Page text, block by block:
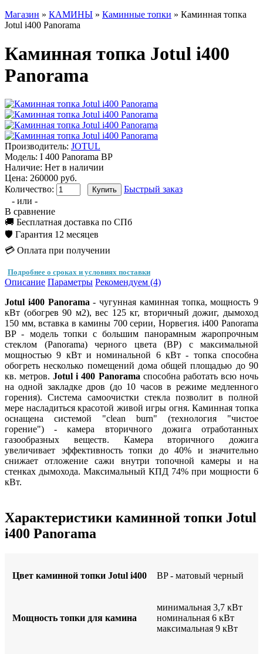
Магазин » КАМИНЫ » Каминные топки » Каминная топка
Jotul i400 Panorama
Каминная топка Jotul i400
Panorama
Производитель: JOTUL
Модель: I 400 Panorama BP
Наличие: Нет в наличии
Цена: 260000 руб.
Количество:
Быстрый заказ
- или -
В сравнение
🚚 Бесплатная доставка по СПб
🛡️ Гарантия 12 месяцев
💳 Оплата при получении
Подробнее о сроках и условиях поставки
Описание Параметры Рекомендуем (4)
Jotul i400 Panorama- чугунная каминная топка, мощность 9
кВт (обогрев 90 м2), вес 125 кг, вторичный дожиг, дымоход
150 мм, вставка в камины 700 серии, Норвегия. i400 Panorama
BP - модель топки с большим панорамным жаропрочным
стеклом (Panorama) черного цвета (BP) с максимальной
мощностью 9 кВт и номинальной 6 кВт - топка способна
обогреть несколько помещений дома общей площадью до 90
кв. метров.Jotul i 400 Panoramaспособна работать всю ночь
на одной закладке дров (до 10 часов в режиме медленного
горения). Система самоочистки стекла позволит в полной
мере насладиться красотой живой игры огня. Каминная топка
оснащена системой "clean burn" (технология "чистое
горение") - камера вторичного дожига отработанных
газообразных веществ. Камера вторичного дожига
увеличивает эффективность топки до 40% и значительно
снижает отложение сажи внутри топочной камеры и на
стенках дымохода. Максимальный КПД 74% при мощности 6
кВт.
Характеристики каминной топки Jotul
i400 Panorama
Цвет каминной топки Jotul i400 BP - матовый черный
Мощность топки для камина
минимальная 3,7 кВт
номинальная 6 кВт
максимальная 9 кВт